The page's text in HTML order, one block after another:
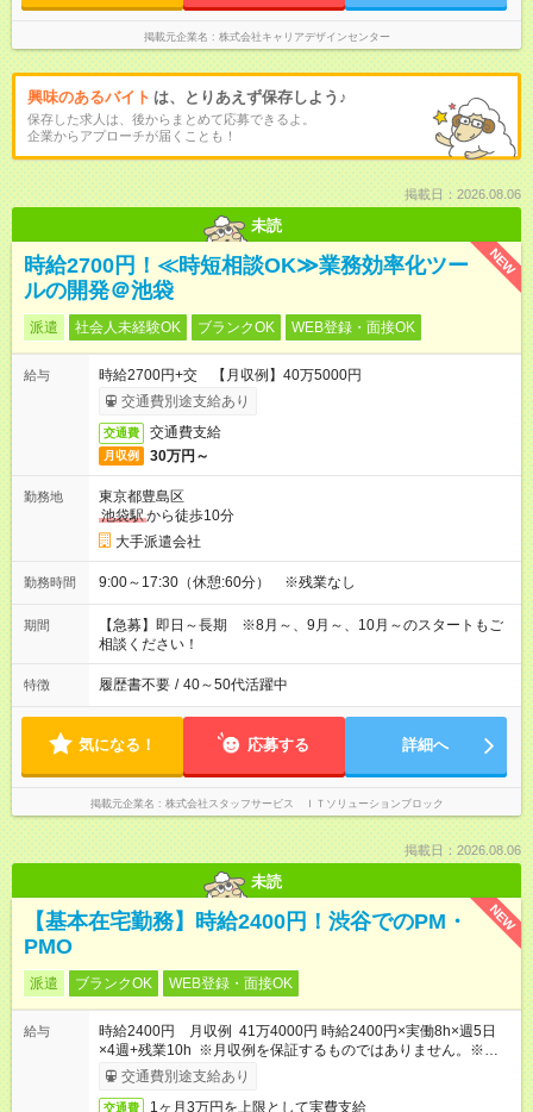
掲載元企業名 株式会社キャリアデザインセンター
興味のあるバイト は、とりあえず保存しよう♪
保存した求人は、後からまとめて応募できるよ。
企業からアプローチが届くことも！
掲載日：2026.08.06
未読
NEW
時給2700円！≪時短相談OK≫業務効率化ツー
ルの開発＠池袋
派遣 社会人未経験OK ブランクOK WEB登録・面接OK
給与
時給2700円+交 【月収例】40万5000円
交通費別途支給あり
交通費 交通費支給
月収例 30万円～
勤務地
東京都豊島区
池袋駅から徒歩10分
大手派遣会社
勤務時間 9:00～17:30（休憩:60分） ※残業なし
期間
【急募】即日～長期 ※8月～、9月～、10月～のスタートもご
相談ください！
特徴 履歴書不要 / 40～50代活躍中
気になる！ 応募する 詳細へ
掲載元企業名 株式会社スタッフサービス ＩＴソリューションブロック
掲載日：2026.08.06
未読
NEW
【基本在宅勤務】時給2400円！渋谷でのPM・
PMO
派遣 ブランクOK WEB登録・面接OK
給与
時給2400円 月収例 41万4000円 時給2400円×実働8h×週5日
×4週+残業10h ※月収例を保証するものではありません。※給与
即受取りサービス利用可（利用条件有）
交通費別途支給あり
交通費 1ヶ月3万円を上限として実費支給